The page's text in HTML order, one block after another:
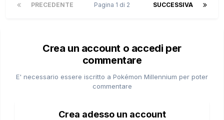
PRECEDENTE SUCCESSIVA
Pagina 1 di 2
Crea un account o accedi per
commentare
E' necessario essere iscritto a Pokémon Millennium per poter
commentare
Crea adesso un account